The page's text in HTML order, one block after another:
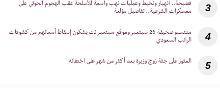
3
‎فضيحة.. انهيار وتخبط وعمليات نهب واسعة للأسلحة عقب الهجوم الحوثي على
معسكرات الشرعية.. تفاصيل مؤلمة
4
‎منتسبو صحيفة 26 سبتمبر وموقع سبتمبر نت يشكون إسقاط أسمائهم من كشوفات
الراتب السعودي
5